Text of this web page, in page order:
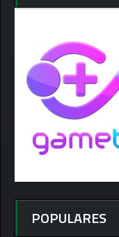
POPULARES